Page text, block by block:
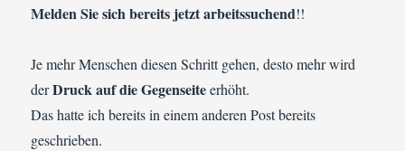
Melden Sie sich bereits jetzt arbeitssuchend!!
Je mehr Menschen diesen Schritt gehen, desto mehr wird
derDruck auf die Gegenseiteerhöht.
Das hatte ich bereits in einem anderen Post bereits
geschrieben.